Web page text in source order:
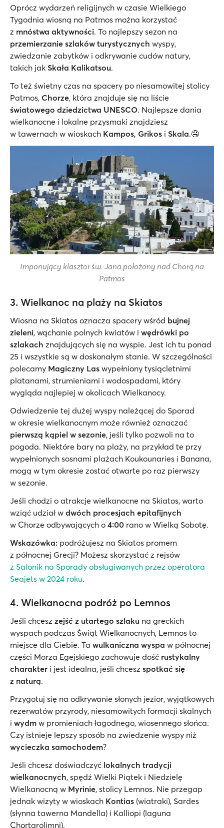
Oprócz wydarzeń religijnych w czasie Wielkiego
Tygodnia wiosną na Patmos można korzystać
z mnóstwa aktywności. To najlepszy sezon na
przemierzanie szlaków turystycznych wyspy,
zwiedzanie zabytków i odkrywanie cudów natury,
takich jak Skała Kalikatsou.
To też świetny czas na spacery po niesamowitej stolicy
Patmos, Chorze, która znajduje się na liście
światowego dziedzictwa UNESCO. Najlepsze dania
wielkanocne i lokalne przysmaki znajdziesz
w tawernach w wioskach Kampos, Grikos i Skala.🤤
Imponujący klasztor św. Jana położony nad Chorą na
Patmos
3. Wielkanoc na plaży na Skiatos
Wiosna na Skiatos oznacza spacery wśród bujnej
zieleni, wąchanie polnych kwiatów i wędrówki po
szlakach znajdujących się na wyspie. Jest ich tu ponad
25 i wszystkie są w doskonałym stanie. W szczególności
polecamy Magiczny Las wypełniony tysiącletnimi
platanami, strumieniami i wodospadami, który
wygląda najlepiej w okolicach Wielkanocy.
Odwiedzenie tej dużej wyspy należącej do Sporad
w okresie wielkanocnym może również oznaczać
pierwszą kąpiel w sezonie, jeśli tylko pozwoli na to
pogoda. Niektóre bary na plaży, na przykład te przy
wypełnionych sosnami plażach Koukounaries i Banana,
mogą w tym okresie zostać otwarte po raz pierwszy
w sezonie.
Jeśli chodzi o atrakcje wielkanocne na Skiatos, warto
wziąć udział w dwóch procesjach epitafijnych
w Chorze odbywających o 4:00 rano w Wielką Sobotę.
Wskazówka: podróżujesz na Skiatos promem
z północnej Grecji? Możesz skorzystać z rejsów
z Salonik na Sporady obsługiwanych przez operatora
Seajets w 2024 roku.
4. Wielkanocna podróż po Lemnos
Jeśli chcesz zejść z utartego szlaku na greckich
wyspach podczas Świąt Wielkanocnych, Lemnos to
miejsce dla Ciebie. Ta wulkaniczna wyspa w północnej
części Morza Egejskiego zachowuje dość rustykalny
charakter i jest idealna, jeśli chcesz spotkać się
z naturą.
Przygotuj się na odkrywanie słonych jezior, wyjątkowych
rezerwatów przyrody, niesamowitych formacji skalnych
i wydm w promieniach łagodnego, wiosennego słońca.
Czy istnieje lepszy sposób na zwiedzenie wyspy niż
wycieczka samochodem?
Jeśli chcesz doświadczyć lokalnych tradycji
wielkanocnych, spędź Wielki Piątek i Niedzielę
Wielkanocną w Myrinie, stolicy Lemnos. Nie przegap
jednak wizyty w wioskach Kontias (wiatraki), Sardes
(słynna tawerna Mandella) i Kalliopi (laguna
Chortarolimni).